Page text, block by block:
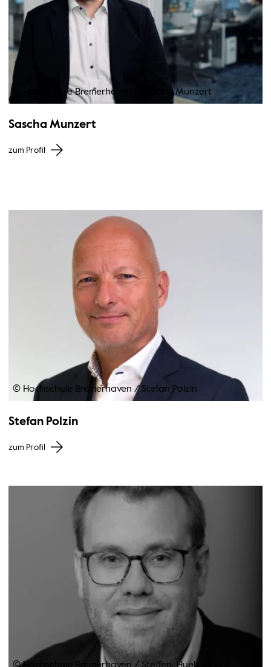
© Hochschule Bremerhaven Sascha Munzert
Sascha Munzert
zum Profil
© Hochschule Bremerhaven /Stefan Polzin
Stefan Polzin
zum Profil
© Hochschule Bremerhaven / Steffen_Huebscher